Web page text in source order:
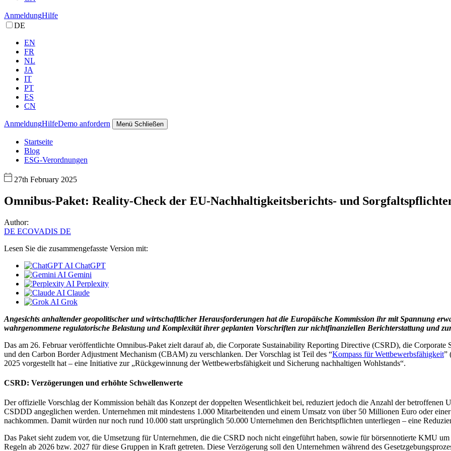
AnmeldungHilfe
DE
EN
FR
NL
JA
IT
PT
ES
CN
AnmeldungHilfeDemo anfordern Menü Schließen
Startseite
Blog
ESG-Verordnungen
27th February 2025
Omnibus-Paket: Reality-Check der EU-Nachhaltigkeitsberichts- und
Author:
DE ECOVADIS DE
Lesen Sie die zusammengefasste Version mit:
ChatGPT
Gemini
Perplexity
Claude
Grok
Angesichts anhaltender geopolitischer und wirtschaftlicher Herausforderungen hat die Europäische Kommission ihr mit Spannung
wahrgenommene regulatorische Belastung und Komplexität ihrer geplanten Vorschriften zur nichtfinanziellen Berichterstattung und
Das am 26. Februar veröffentlichte Omnibus-Paket zielt darauf ab, die Corporate Sustainability Reporting Directive (CSRD), die
und den Carbon Border Adjustment Mechanism (CBAM) zu verschlanken. Der Vorschlag ist Teil des “Kompass für Wettbewerbsfähigkeit”
2025 vorgestellt hat – eine Initiative zur „Rückgewinnung der Wettbewerbsfähigkeit und Sicherung nachhaltigen Wohlstands“.
CSRD: Verzögerungen und erhöhte Schwellenwerte
Der offizielle Vorschlag der Kommission behält das Konzept der doppelten Wesentlichkeit bei, reduziert jedoch die Anzahl der betroffenen
CSDDD angeglichen werden. Unternehmen mit mindestens 1.000 Mitarbeitenden und einem Umsatz von über 50 Millionen Euro oder
nachkommen. Damit würden nur noch rund 10.000 statt ursprünglich 50.000 Unternehmen den Berichtspflichten unterliegen – eine
Das Paket sieht zudem vor, die Umsetzung für Unternehmen, die die CSRD noch nicht eingeführt haben, sowie für börsennotierte KMU
Regeln ab 2026 bzw. 2027 für diese Gruppen in Kraft getreten. Diese Verzögerung soll den Unternehmen während des